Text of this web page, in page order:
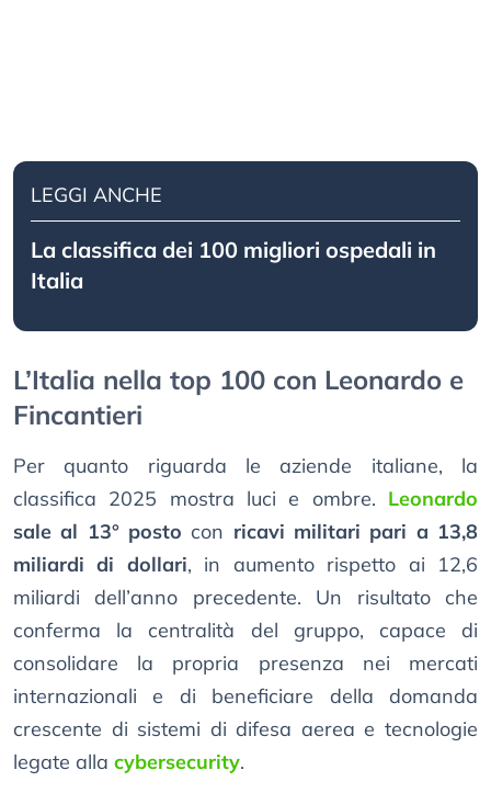
LEGGI ANCHE
La classifica dei 100 migliori ospedali in
Italia
L’Italia nella top 100 con Leonardo e
Fincantieri
Per quanto riguarda le aziende italiane, la
classifica 2025 mostra luci e ombre. Leonardo
sale al 13° posto con ricavi militari pari a 13,8
miliardi di dollari, in aumento rispetto ai 12,6
miliardi dell’anno precedente. Un risultato che
conferma la centralità del gruppo, capace di
consolidare la propria presenza nei mercati
internazionali e di beneficiare della domanda
crescente di sistemi di difesa aerea e tecnologie
legate alla cybersecurity.